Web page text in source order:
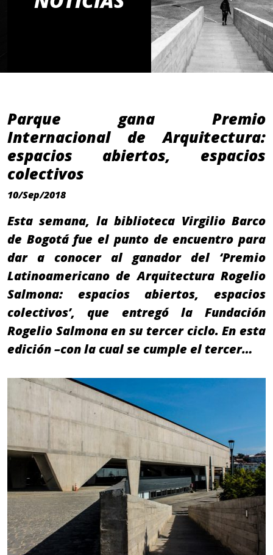
Parque gana Premio
Internacional de Arquitectura:
espacios abiertos, espacios
colectivos
10/Sep/2018
Esta semana, la biblioteca Virgilio Barco
de Bogotá fue el punto de encuentro para
dar a conocer al ganador del ‘Premio
Latinoamericano de Arquitectura Rogelio
Salmona: espacios abiertos, espacios
colectivos’, que entregó la Fundación
Rogelio Salmona en su tercer ciclo. En esta
edición –con la cual se cumple el tercer…